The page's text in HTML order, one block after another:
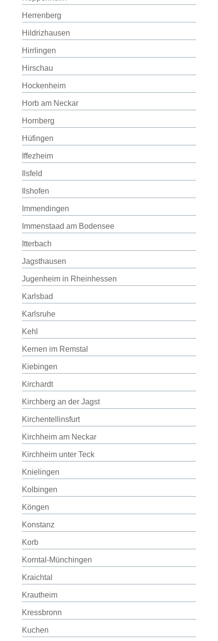
Herrenberg
Hildrizhausen
Hirrlingen
Hirschau
Hockenheim
Horb am Neckar
Hornberg
Hüfingen
Iffezheim
Ilsfeld
Ilshofen
Immendingen
Immenstaad am Bodensee
Itterbach
Jagsthausen
Jugenheim in Rheinhessen
Karlsbad
Karlsruhe
Kehl
Kernen im Remstal
Kiebingen
Kirchardt
Kirchberg an der Jagst
Kirchentellinsfurt
Kirchheim am Neckar
Kirchheim unter Teck
Knielingen
Kolbingen
Köngen
Konstanz
Korb
Korntal-Münchingen
Kraichtal
Krautheim
Kressbronn
Kuchen